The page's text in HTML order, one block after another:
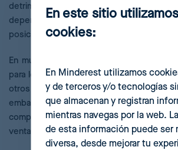
detrimento de tu negocio. ¿Por qué?
depende de en qué lugar del
posicionado.
En muchas teorías, el efecto de
para los negocios, que ven cómo sus
otros más baratos que cumplen la
embargo, también es una
competitividad, sanear tu almacén o,
ventas gracias a la venta cruzada.
En este sitio utilizamos
cookies:
En Minderest utilizamos
y de terceros y/o tecnologías
que almacenan y registran
mientras navegas por la web.
de esta información puede ser
diversa, desde mejorar tu